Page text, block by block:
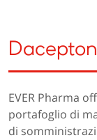
EVER Pharma
portafoglio di
di